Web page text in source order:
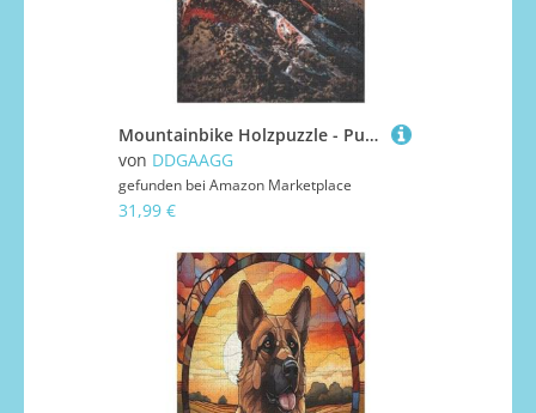
Mountainbike Holzpuzzle - Puzzle Für Erwachsene, 1000-teilige Puzzles Für Teenager Und Kinder, Herausfordernde Spiele （78×53cm）
von DDGAAGG
gefunden bei Amazon Marketplace
31,99 €